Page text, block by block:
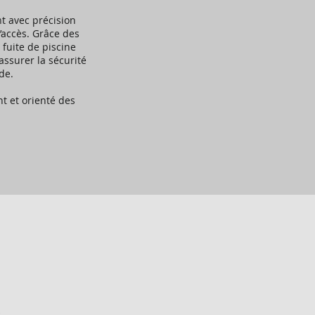
avec précision
Grâce des
de piscine
la sécurité
et orienté des